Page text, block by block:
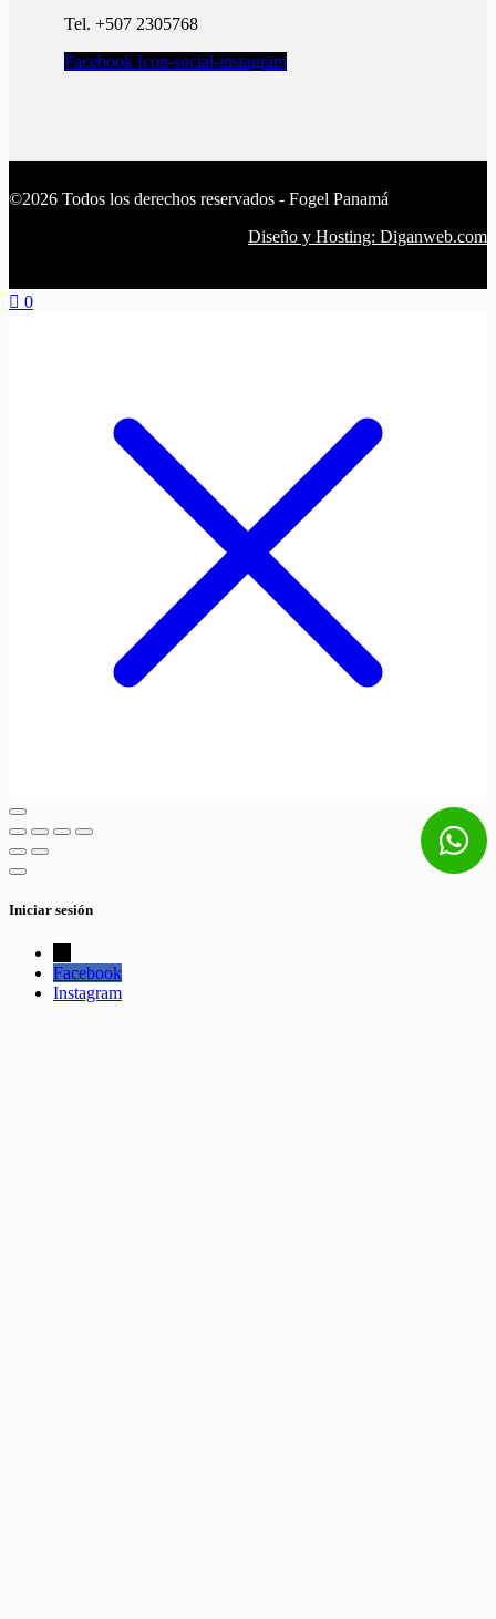
Tel. +507 2305768
Facebook Icon-social-instagram
©2026 Todos los derechos reservados - Fogel Panamá
Diseño y Hosting: Diganweb.com
0
Iniciar sesión
Facebook
Instagram